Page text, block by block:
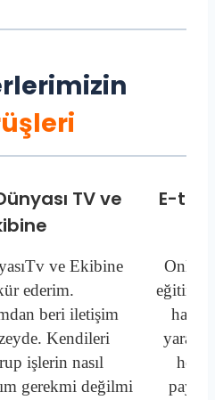
TV ve
ve Ekibine
ederim.
beri iletişim
Kendileri
işlerin nasıl
gerekmi değilmi
E-
Online
eğitim
her